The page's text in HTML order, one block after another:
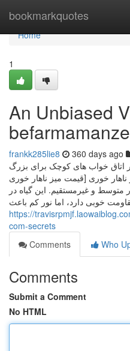
bookmarkquotes
Home
Home
1
An Unbiased
frankk285lie8 360 days ago
اتاق خواب های کوچک برای بزرگ
ناهار خوری [قیمت میز ناهار خوری
متوسط و غیرمستقیم. این گیاه در
خوبی دارد، اما نور کم باعث
https://
com-secrets
Comments
Who
Comments
Submit a Comment
No HTML